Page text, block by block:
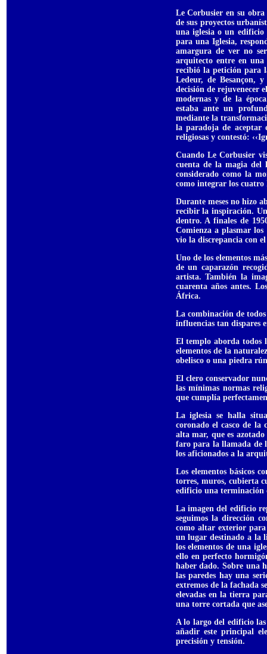
Le Corbusier en su
de sus proyectos
una iglesia o un
para una Iglesia,
amargura de ver no
arquitecto entre en una
recibió la petición para
Ledeur, de Besançon,
decisión de rejuvenecer
modernas y de la
estaba ante un
mediante la
la paradoja de aceptar
religiosas y contestó:
Cuando Le Corbusier
cuenta de la magia del
considerado como la
como integrar los
Durante meses no hizo
recibir la inspiración.
dentro. A finales de
Comienza a plasmar
vio la discrepancia con
Uno de los elementos
de un caparazón
artista. También la
cuarenta años antes.
África.
La combinación de
influencias tan dispares
El templo aborda todos
elementos de la
obelisco o una piedra
El clero conservador
las mínimas normas
que cumplía
La iglesia se halla
coronado el casco de
alta mar, que es
faro para la llamada de
los aficionados a la
Los elementos básicos
torres, muros, cubierta
edificio una terminación
La imagen del edificio
seguimos la dirección
como altar exterior para
un lugar destinado a la
los elementos de una
ello en perfecto
haber dado. Sobre una
las paredes hay una
extremos de la fachada
elevadas en la tierra
una torre cortada que
A lo largo del edificio
añadir este principal
precisión y tensión.